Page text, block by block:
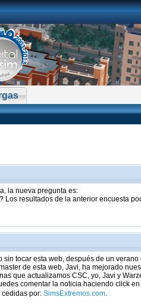
la nueva pregunta es:
Los resultados de la anterior encuesta
tocar esta web, después de un
de esta web, Javi, ha mejorado
que actualizamos CSC, yo, Javi y
comentar la noticia haciendo click
cedidas por:SimsExtremos.com.